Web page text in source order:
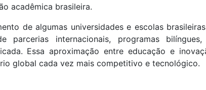
acadêmica brasileira.
de algumas universidades e escolas
parcerias internacionais, programas
Essa aproximação entre educação e
global cada vez mais competitivo e tecnológico.